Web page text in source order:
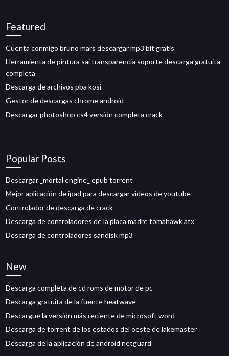
Featured
Cuenta conmigo bruno mars descargar mp3 bit gratis
Herramienta de pintura sai transparencia soporte descarga gratuita
completa
Descarga de archivos pba kosi
Gestor de descargas chrome android
Descargar photoshop cs4 versión completa crack
Popular Posts
Descargar _mortal engine_ epub torrent
Mejor aplicación de ipad para descargar videos de youtube
Controlador de descarga de crack
Descarga de controladores de la placa madre tomahawk atx
Descarga de controladores sandisk mp3
New
Descarga completa de cd roms de motor de pc
Descarga gratuita de la fuente heatwave
Descargue la versión más reciente de microsoft word
Descarga de torrent de los estados del oeste de lakemaster
Descarga de la aplicación de android netguard